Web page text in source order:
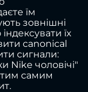
їм
зовнішні
їх
canonical
сигнали:
Nike чоловічі"
тим самим